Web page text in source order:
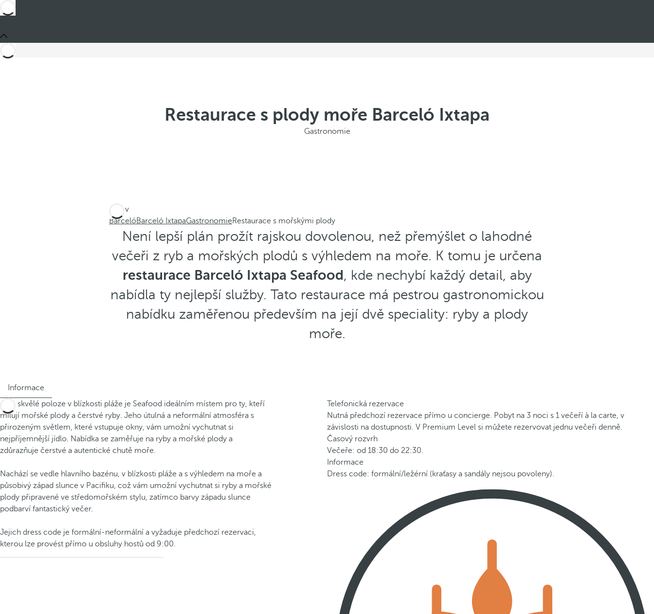
Restaurace s plody moře Barceló Ixtapa
Gastronomie
Jste v
BarcelóBarceló IxtapaGastronomieRestaurace s mořskými plody
Není lepší plán prožít rajskou dovolenou, než přemýšlet o lahodné
večeři z ryb a mořských plodů s výhledem na moře. K tomu je určena
restaurace Barceló Ixtapa Seafood, kde nechybí každý detail, aby
nabídla ty nejlepší služby. Tato restaurace má pestrou gastronomickou
nabídku zaměřenou především na její dvě speciality: ryby a plody
moře.
Informace
Díky skvělé poloze v blízkosti pláže je Seafood ideálním místem pro ty, kteří
milují mořské plody a čerstvé ryby. Jeho útulná a neformální atmosféra s
přirozeným světlem, které vstupuje okny, vám umožní vychutnat si
nejpříjemnější jídlo. Nabídka se zaměřuje na ryby a mořské plody a
zdůrazňuje čerstvé a autentické chutě moře.
Nachází se vedle hlavního bazénu, v blízkosti pláže a s výhledem na moře a
působivý západ slunce v Pacifiku, což vám umožní vychutnat si ryby a mořské
plody připravené ve středomořském stylu, zatímco barvy západu slunce
podbarví fantastický večer.
Jejich dress code je formální-neformální a vyžaduje předchozí rezervaci,
kterou lze provést přímo u obsluhy hostů od 9:00.
Telefonická rezervace
Nutná předchozí rezervace přímo u concierge. Pobyt na 3 noci s 1 večeří à la carte, v
závislosti na dostupnosti. V Premium Level si můžete rezervovat jednu večeři denně.
Časový rozvrh
Večeře: od 18:30 do 22:30.
Informace
Dress code: formální/ležérní (kraťasy a sandály nejsou povoleny).